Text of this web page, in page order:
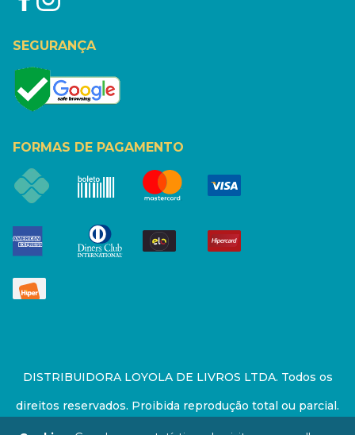
SEGURANÇA
FORMAS DE PAGAMENTO
DISTRIBUIDORA LOYOLA DE LIVROS LTDA. Todos os
direitos reservados. Proibida reprodução total ou parcial.